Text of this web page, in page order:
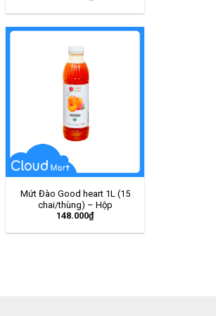
Mứt Đào Good heart 1L (15
chai/thùng) – Hộp
148.000₫